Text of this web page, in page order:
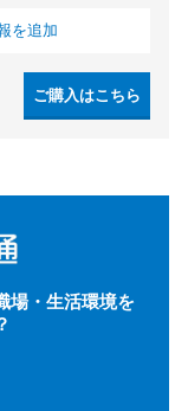
を追加
ご購入はこちら
場・生活環境を